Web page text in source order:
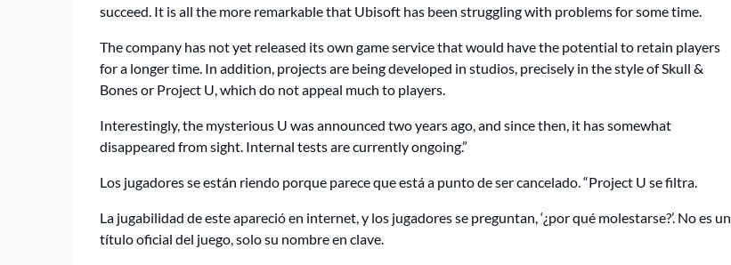
succeed. It is all the more remarkable that Ubisoft has been struggling with problems for some time.
The company has not yet released its own game service that would have the potential to retain players
for a longer time. In addition, projects are being developed in studios, precisely in the style of Skull &
Bones or Project U, which do not appeal much to players.
Interestingly, the mysterious U was announced two years ago, and since then, it has somewhat
disappeared from sight. Internal tests are currently ongoing.”
Los jugadores se están riendo porque parece que está a punto de ser cancelado. “Project U se filtra.
La jugabilidad de este apareció en internet, y los jugadores se preguntan, ‘¿por qué molestarse?’. No es un
título oficial del juego, solo su nombre en clave.